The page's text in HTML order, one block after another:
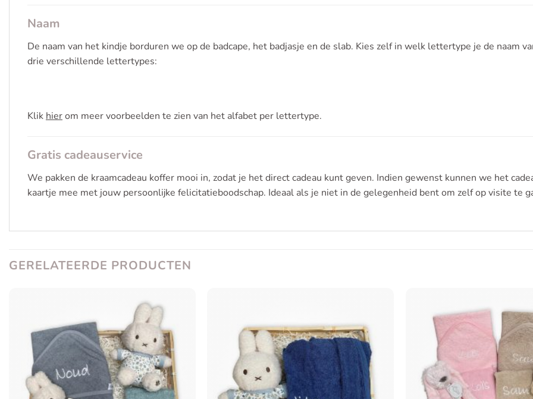
Naam
De naam van het kindje borduren we op de badcape, het badjasje en de slab. Kies zelf in welk lettertype je de naam
drie verschillende lettertypes:
Klik hierom meer voorbeelden te zien van het alfabet per lettertype.
Gratis cadeauservice
We pakken de kraamcadeau koffer mooi in, zodat je het direct cadeau kunt geven. Indien gewenst kunnen we het
kaartje mee met jouw persoonlijke felicitatieboodschap. Ideaal als je niet in de gelegenheid bent om zelf op visite te
GERELATEERDE PRODUCTEN
Toevoegen
aan
verlanglijst
aan
verlanglijst